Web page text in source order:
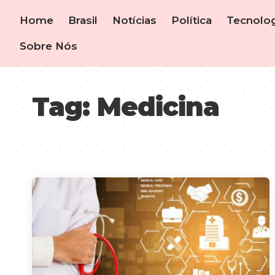
Home Brasil Notícias Política
Sobre Nós
Tag:Medicina